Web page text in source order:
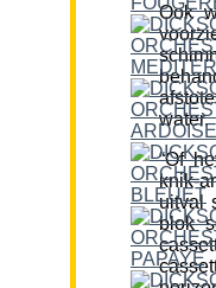
Ook
water.
“Of
knik-
uitval
blok